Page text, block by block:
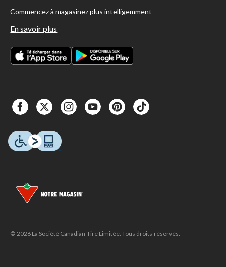
Commencez à magasinez plus intelligemment
En savoir plus
© 2026 La Société Canadian Tire Limitée. Tous droits réservés.